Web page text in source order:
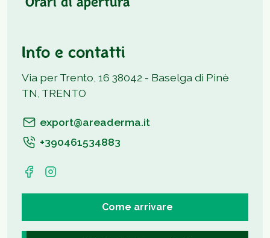
Orari di apertura
Info e contatti
Via per Trento, 16 38042 - Baselga di Pinè
TN, TRENTO
export@areaderma.it
+390461534883
Come arrivare